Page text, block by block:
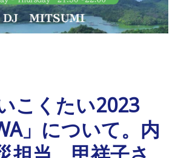
こくたい2023
」について。内